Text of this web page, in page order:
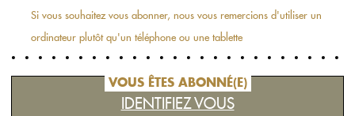
Si vous souhaitez vous abonner, nous vous remercions d'utiliser un
ordinateur plutôt qu'un téléphone ou une tablette
VOUS ÊTES ABONNÉ(E)
IDENTIFIEZ VOUS